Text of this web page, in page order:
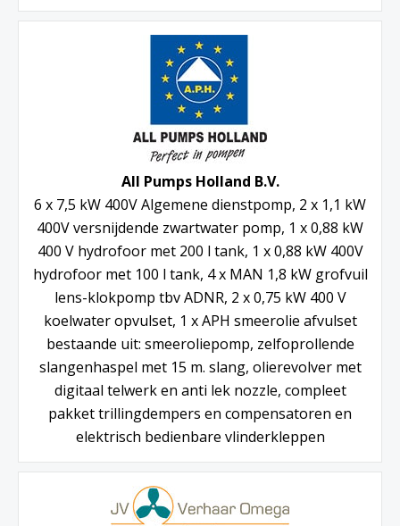
All Pumps Holland B.V.
6 x 7,5 kW 400V Algemene dienstpomp, 2 x 1,1 kW
400V versnijdende zwartwater pomp, 1 x 0,88 kW
400 V hydrofoor met 200 l tank, 1 x 0,88 kW 400V
hydrofoor met 100 l tank, 4 x MAN 1,8 kW grofvuil
lens-klokpomp tbv ADNR, 2 x 0,75 kW 400 V
koelwater opvulset, 1 x APH smeerolie afvulset
bestaande uit: smeeroliepomp, zelfoprollende
slangenhaspel met 15 m. slang, olierevolver met
digitaal telwerk en anti lek nozzle, compleet
pakket trillingdempers en compensatoren en
elektrisch bedienbare vlinderkleppen